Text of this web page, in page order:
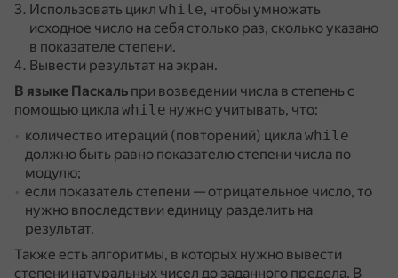
Использовать цикл while, чтобы умножать
исходное число на себя столько раз, сколько указано
в показателе степени.
Вывести результат на экран.
В языке Паскаль при возведении числа в степень с
помощью циклаwhile нужно учитывать, что:
количество итераций (повторений) циклаwhile
должно быть равно показателю степени числа по
модулю;
если показатель степени — отрицательное число, то
нужно впоследствии единицу разделить на
результат.
Также есть алгоритмы, в которых нужно вывести
степени натуральных чисел до заданного предела. В